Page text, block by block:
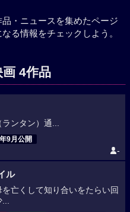
・ニュースを集めたページ
る情報をチェックしよう。
4作品
ンタン）通...
9月公開
-
ル
亡くして知り合いをたらい回
...